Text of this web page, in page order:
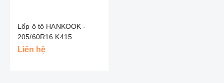
Lốp ô tô HANKOOK -
205/60R16 K415
Liên hệ